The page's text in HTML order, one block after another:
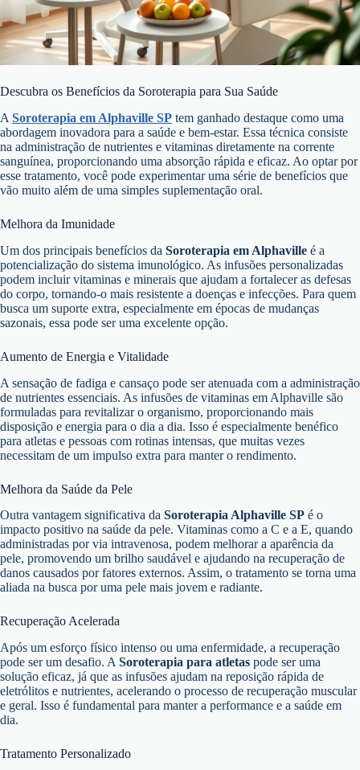
Descubra os Benefícios da Soroterapia para Sua Saúde
A Soroterapia em Alphaville SP tem ganhado destaque como uma
abordagem inovadora para a saúde e bem-estar. Essa técnica consiste
na administração de nutrientes e vitaminas diretamente na corrente
sanguínea, proporcionando uma absorção rápida e eficaz. Ao optar por
esse tratamento, você pode experimentar uma série de benefícios que
vão muito além de uma simples suplementação oral.
Melhora da Imunidade
Um dos principais benefícios da Soroterapia em Alphaville é a
potencialização do sistema imunológico. As infusões personalizadas
podem incluir vitaminas e minerais que ajudam a fortalecer as defesas
do corpo, tornando-o mais resistente a doenças e infecções. Para quem
busca um suporte extra, especialmente em épocas de mudanças
sazonais, essa pode ser uma excelente opção.
Aumento de Energia e Vitalidade
A sensação de fadiga e cansaço pode ser atenuada com a administração
de nutrientes essenciais. As infusões de vitaminas em Alphaville são
formuladas para revitalizar o organismo, proporcionando mais
disposição e energia para o dia a dia. Isso é especialmente benéfico
para atletas e pessoas com rotinas intensas, que muitas vezes
necessitam de um impulso extra para manter o rendimento.
Melhora da Saúde da Pele
Outra vantagem significativa da Soroterapia Alphaville SP é o
impacto positivo na saúde da pele. Vitaminas como a C e a E, quando
administradas por via intravenosa, podem melhorar a aparência da
pele, promovendo um brilho saudável e ajudando na recuperação de
danos causados por fatores externos. Assim, o tratamento se torna uma
aliada na busca por uma pele mais jovem e radiante.
Recuperação Acelerada
Após um esforço físico intenso ou uma enfermidade, a recuperação
pode ser um desafio. A Soroterapia para atletas pode ser uma
solução eficaz, já que as infusões ajudam na reposição rápida de
eletrólitos e nutrientes, acelerando o processo de recuperação muscular
e geral. Isso é fundamental para manter a performance e a saúde em
dia.
Tratamento Personalizado